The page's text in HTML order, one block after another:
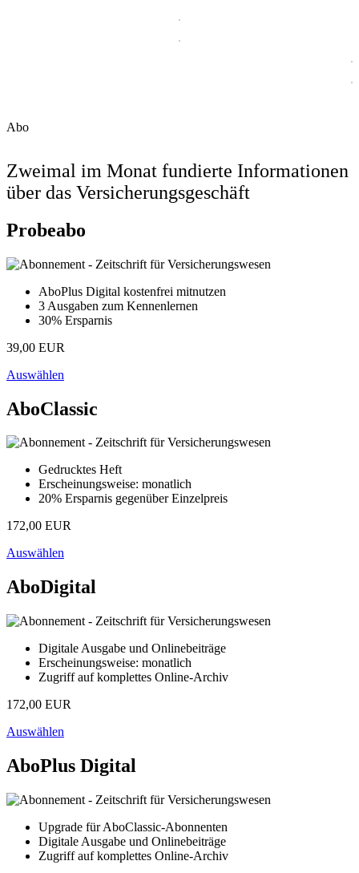
Abo
Zweimal im Monat fundierte Informationen
über das Versicherungsgeschäft
Probeabo
AboPlus Digital kostenfrei mitnutzen
3 Ausgaben zum Kennenlernen
30% Ersparnis
39,00 EUR
Auswählen
AboClassic
Gedrucktes Heft
Erscheinungsweise: monatlich
20% Ersparnis gegenüber Einzelpreis
172,00 EUR
Auswählen
AboDigital
Digitale Ausgabe und Onlinebeiträge
Erscheinungsweise: monatlich
Zugriff auf komplettes Online-Archiv
172,00 EUR
Auswählen
AboPlus Digital
Upgrade für AboClassic-Abonnenten
Digitale Ausgabe und Onlinebeiträge
Zugriff auf komplettes Online-Archiv